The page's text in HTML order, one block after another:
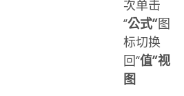
次单击
“公式”图
标切换
回“值”视
图